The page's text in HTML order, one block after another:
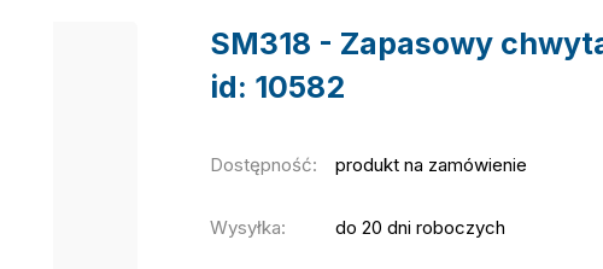
SM318 - Zapasowy
id: 10582
Dostępność: produkt na zamówienie
Wysyłka: do 20 dni roboczych